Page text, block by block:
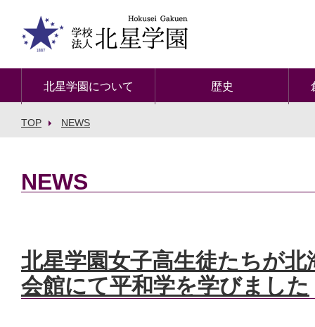
北星学園について 歴史
TOP NEWS
NEWS
北星学園女子高生徒たちが
会館にて平和学を学びました